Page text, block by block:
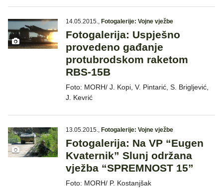
14.05.2015., Fotogalerije: Vojne vježbe
Fotogalerija: Uspješno
provedeno gađanje
protubrodskom raketom
RBS-15B
Foto: MORH/ J. Kopi, V. Pintarić, S. Brigljević,
J. Kevrić
13.05.2015., Fotogalerije: Vojne vježbe
Fotogalerija: Na VP “Eugen
Kvaternik” Slunj održana
vježba “SPREMNOST 15”
Foto: MORH/ P. Kostanjšak